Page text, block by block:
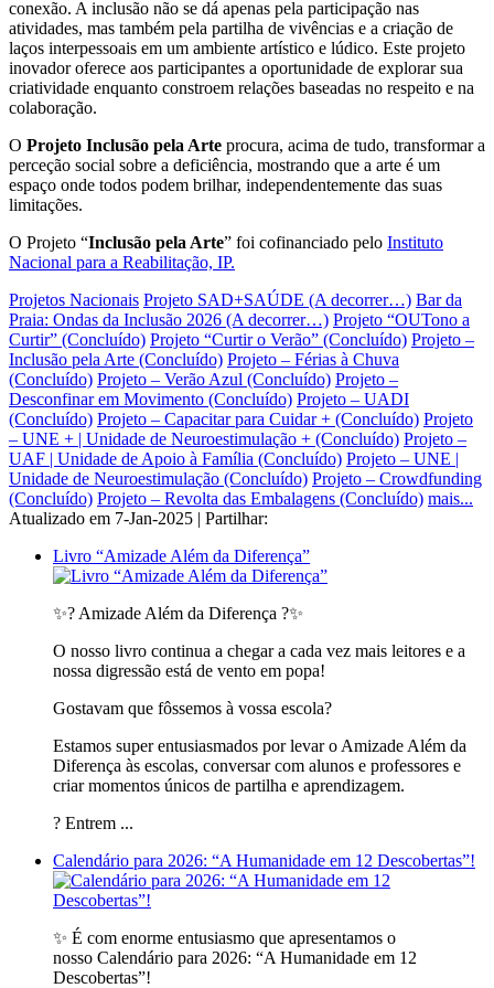
conexão. A inclusão não se dá apenas pela participação nas
atividades, mas também pela partilha de vivências e a criação de
laços interpessoais em um ambiente artístico e lúdico. Este projeto
inovador oferece aos participantes a oportunidade de explorar sua
criatividade enquanto constroem relações baseadas no respeito e na
colaboração.
O Projeto Inclusão pela Arte procura, acima de tudo, transformar a
perceção social sobre a deficiência, mostrando que a arte é um
espaço onde todos podem brilhar, independentemente das suas
limitações.
O Projeto “Inclusão pela Arte” foi cofinanciado pelo Instituto
Nacional para a Reabilitação, IP.
Projetos Nacionais Projeto SAD+SAÚDE (A decorrer…) Bar da
Praia: Ondas da Inclusão 2026 (A decorrer…) Projeto “OUTono a
Curtir” (Concluído) Projeto “Curtir o Verão” (Concluído) Projeto –
Inclusão pela Arte (Concluído) Projeto – Férias à Chuva
(Concluído) Projeto – Verão Azul (Concluído) Projeto –
Desconfinar em Movimento (Concluído) Projeto – UADI
(Concluído) Projeto – Capacitar para Cuidar + (Concluído) Projeto
– UNE + | Unidade de Neuroestimulação + (Concluído) Projeto –
UAF | Unidade de Apoio à Família (Concluído) Projeto – UNE |
Unidade de Neuroestimulação (Concluído) Projeto – Crowdfunding
(Concluído) Projeto – Revolta das Embalagens (Concluído) mais...
Atualizado em 7-Jan-2025 | Partilhar:
Livro “Amizade Além da Diferença”
✨? Amizade Além da Diferença ?✨
O nosso livro continua a chegar a cada vez mais leitores e a
nossa digressão está de vento em popa!
Gostavam que fôssemos à vossa escola?
Estamos super entusiasmados por levar o Amizade Além da
Diferença às escolas, conversar com alunos e professores e
criar momentos únicos de partilha e aprendizagem.
? Entrem ...
Calendário para 2026: “A Humanidade em 12 Descobertas”!
✨ É com enorme entusiasmo que apresentamos o
nosso Calendário para 2026: “A Humanidade em 12
Descobertas”!